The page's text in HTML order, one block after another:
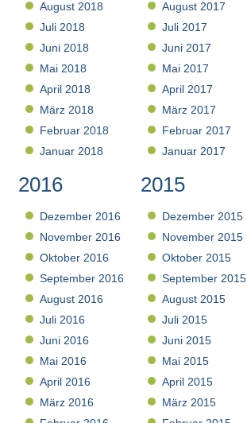
August 2018
Juli 2018
Juni 2018
Mai 2018
April 2018
März 2018
Februar 2018
Januar 2018
August 2017
Juli 2017
Juni 2017
Mai 2017
April 2017
März 2017
Februar 2017
Januar 2017
2016
Dezember 2016
November 2016
Oktober 2016
September 2016
August 2016
Juli 2016
Juni 2016
Mai 2016
April 2016
März 2016
2015
Dezember 2015
November 2015
Oktober 2015
September 2015
August 2015
Juli 2015
Juni 2015
Mai 2015
April 2015
März 2015